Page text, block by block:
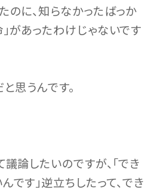
のに、知らなかったばっか
があったわけじゃないです
思うんです。
論したいのですが、「でき
です」逆立ちしたって、でき